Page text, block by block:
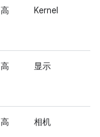
高 Kernel
高 显示
高 相机